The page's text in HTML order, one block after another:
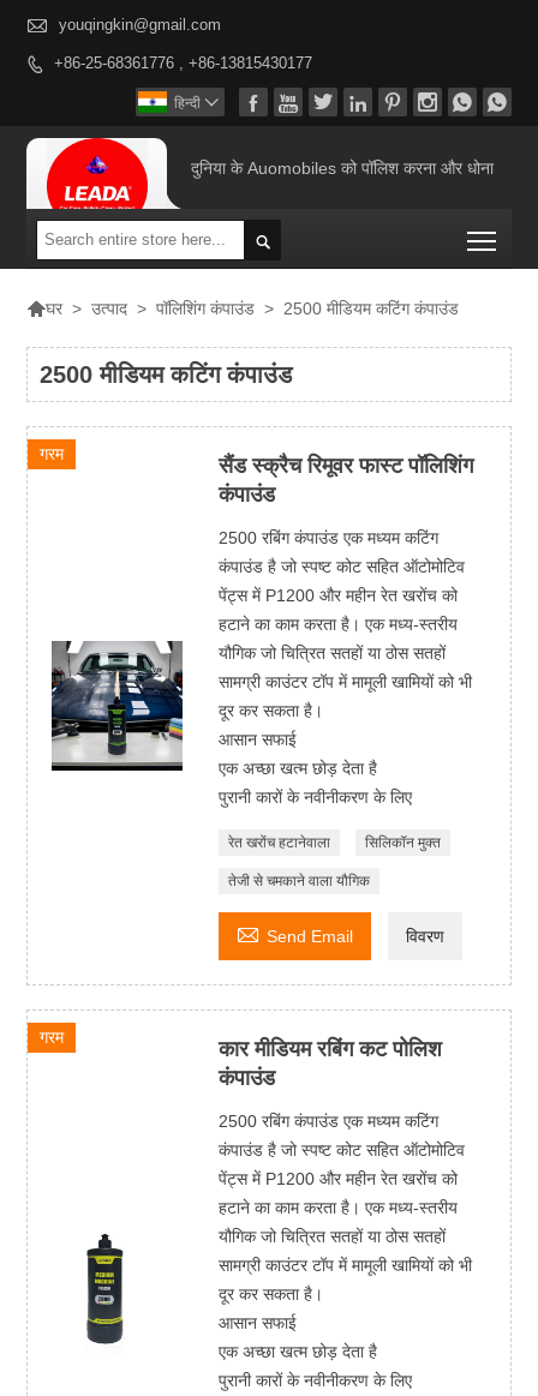
 youqingkin@gmail.com
 +86-25-68361776 , +86-13815430177
       
हिन्दी 
दुनिया के Auomobiles को पॉलिश करना और धोना

घर > उत्पाद > पॉलिशिंग कंपाउंड > 2500 मीडियम कटिंग कंपाउंड
2500 मीडियम कटिंग कंपाउंड
गरम
सैंड स्क्रैच रिमूवर फास्ट पॉलिशिंग
कंपाउंड
2500 रबिंग कंपाउंड एक मध्यम कटिंग
कंपाउंड है जो स्पष्ट कोट सहित ऑटोमोटिव
पेंट्स में P1200 और महीन रेत खरोंच को
हटाने का काम करता है। एक मध्य-स्तरीय
यौगिक जो चित्रित सतहों या ठोस सतहों
सामग्री काउंटर टॉप में मामूली खामियों को भी
दूर कर सकता है।
आसान सफाई
एक अच्छा खत्म छोड़ देता है
पुरानी कारों के नवीनीकरण के लिए
रेत खरोंच हटानेवाला सिलिकॉन मुक्त
तेजी से चमकाने वाला यौगिक
 Send Email विवरण
गरम
कार मीडियम रबिंग कट पोलिश
कंपाउंड
2500 रबिंग कंपाउंड एक मध्यम कटिंग
कंपाउंड है जो स्पष्ट कोट सहित ऑटोमोटिव
पेंट्स में P1200 और महीन रेत खरोंच को
हटाने का काम करता है। एक मध्य-स्तरीय
यौगिक जो चित्रित सतहों या ठोस सतहों
सामग्री काउंटर टॉप में मामूली खामियों को भी
दूर कर सकता है।
आसान सफाई
एक अच्छा खत्म छोड़ देता है
पुरानी कारों के नवीनीकरण के लिए